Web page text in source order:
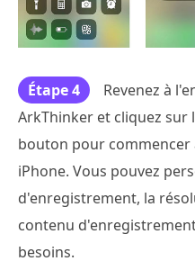
Étape 4
Revenez à
ArkThinker et cliquez sur
bouton pour commencer
iPhone. Vous pouvez
d'enregistrement, la
contenu
besoins.